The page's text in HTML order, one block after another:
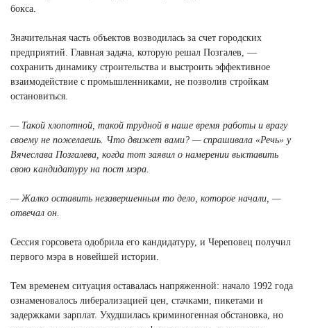
бокса.
Значительная часть объектов возводилась за счет городских
предприятий. Главная задача, которую решал Позгалев, —
сохранить динамику строительства и выстроить эффективное
взаимодействие с промышленниками, не позволив стройкам
остановиться.
— Такой хлопотной, такой трудной в наше время работы и врагу
своему не пожелаешь. Что движет вами? — спрашивала «Речь» у
Вячеслава Позгалева, когда тот заявил о намерении выставить
свою кандидатуру на пост мэра.
— Жалко оставить незавершенным то дело, которое начали, —
отвечал он.
Сессия горсовета одобрила его кандидатуру, и Череповец получил
первого мэра в новейшей истории.
Тем временем ситуация оставалась напряженной: начало 1992 года
ознаменовалось либерализацией цен, стачками, пикетами и
задержками зарплат. Ухудшилась криминогенная обстановка, но